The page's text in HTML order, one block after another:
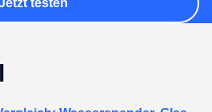
testen